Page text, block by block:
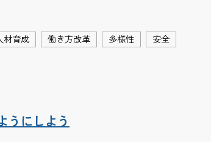
材育成 働き方改革 多様性 安全
うにしよう